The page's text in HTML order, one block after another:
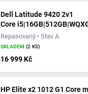
Dell Latitude 9420 2v1
Core
Repasovaný • Stav A
SKLADEM (2 KS)
16 999 Kč
HP Elite x2 1012 G1 Core